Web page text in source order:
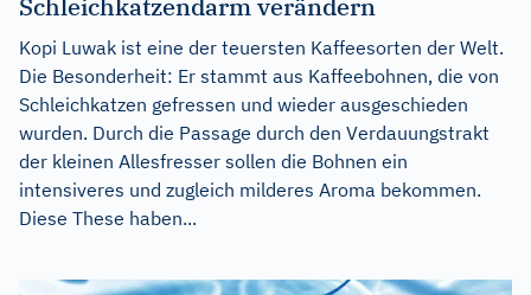
Schleichkatzendarm verändern
Kopi Luwak ist eine der teuersten Kaffeesorten der Welt.
Die Besonderheit: Er stammt aus Kaffeebohnen, die von
Schleichkatzen gefressen und wieder ausgeschieden
wurden. Durch die Passage durch den Verdauungstrakt
der kleinen Allesfresser sollen die Bohnen ein
intensiveres und zugleich milderes Aroma bekommen.
Diese These haben...